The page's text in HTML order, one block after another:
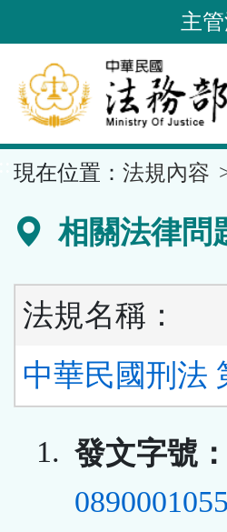
到
要
內
容
區
主
現在位置： 法規內容
相關法律問
法規名稱：
中華民國刑法
1. 發文字號：